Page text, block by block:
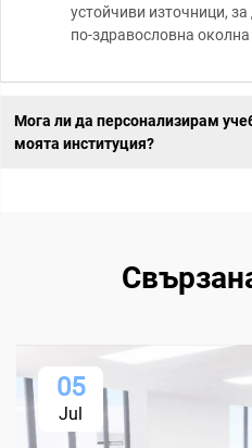
устойчиви източници,
по-здравословна околна
Мога ли да персонализирам
моята институция?
05
Jul